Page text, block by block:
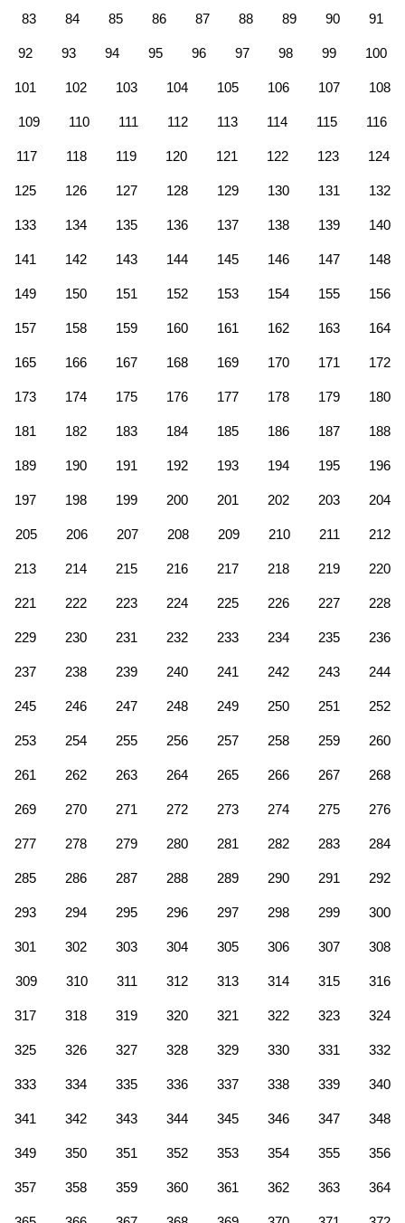
83 84 85 86 87 88 89 90 91
92 93 94 95 96 97 98 99 100
101 102 103 104 105 106 107 108
109 110 111 112 113 114 115 116
117 118 119 120 121 122 123 124
125 126 127 128 129 130 131 132
133 134 135 136 137 138 139 140
141 142 143 144 145 146 147 148
149 150 151 152 153 154 155 156
157 158 159 160 161 162 163 164
165 166 167 168 169 170 171 172
173 174 175 176 177 178 179 180
181 182 183 184 185 186 187 188
189 190 191 192 193 194 195 196
197 198 199 200 201 202 203 204
205 206 207 208 209 210 211 212
213 214 215 216 217 218 219 220
221 222 223 224 225 226 227 228
229 230 231 232 233 234 235 236
237 238 239 240 241 242 243 244
245 246 247 248 249 250 251 252
253 254 255 256 257 258 259 260
261 262 263 264 265 266 267 268
269 270 271 272 273 274 275 276
277 278 279 280 281 282 283 284
285 286 287 288 289 290 291 292
293 294 295 296 297 298 299 300
301 302 303 304 305 306 307 308
309 310 311 312 313 314 315 316
317 318 319 320 321 322 323 324
325 326 327 328 329 330 331 332
333 334 335 336 337 338 339 340
341 342 343 344 345 346 347 348
349 350 351 352 353 354 355 356
357 358 359 360 361 362 363 364